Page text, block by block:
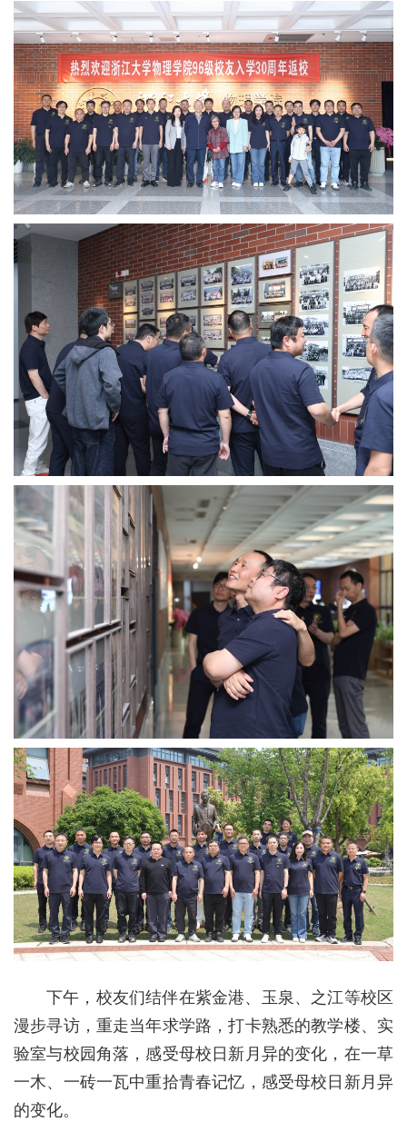
下午，校友们结伴在紫金港、玉泉、之江等校区
漫步寻访，重走当年求学路，打卡熟悉的教学楼、实
验室与校园角落，感受母校日新月异的变化，在一草
一木、一砖一瓦中重拾青春记忆，感受母校日新月异
的变化。